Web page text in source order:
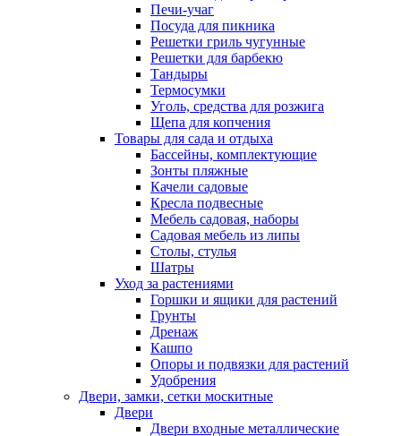
Печи-учаг
Посуда для пикника
Решетки гриль чугунные
Решетки для барбекю
Тандыры
Термосумки
Уголь, средства для розжига
Щепа для копчения
Товары для сада и отдыха
Бассейны, комплектующие
Зонты пляжные
Качели садовые
Кресла подвесные
Мебель садовая, наборы
Садовая мебель из липы
Столы, стулья
Шатры
Уход за растениями
Горшки и ящики для растений
Грунты
Дренаж
Кашпо
Опоры и подвязки для растений
Удобрения
Двери, замки, сетки москитные
Двери
Двери входные металлические